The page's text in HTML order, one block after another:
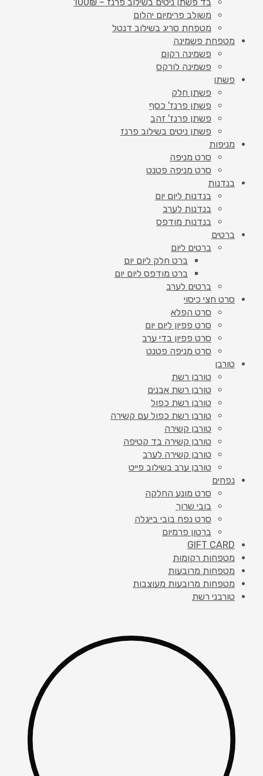
משולב פרימיום יהלום
מטפחת סריג בשילוב דנטל
מטפחת פשמינה
פשמינה רקום
פשמינה לורקס
פשתן
פשתן חלק
פשתן פרנז' כסף
פשתן פרנז' זהב
פשתן ניטים בשילוב פרנז
מניפות
סרט מניפה
סרט מניפה פטנט
בנדנות
בנדנות ליום יום
בנדנות לערב
בנדנות מודפס
ברטים
ברטים ליום
ברט חלק ליום יום
ברט מודפס ליום יום
ברטים לערב
סרט חצי כיסוי
סרט הפלא
סרט פפיון ליום יום
סרט פפיון בדי ערב
סרט מניפה פטנט
טורבן
טורבן רשת
טורבן רשת אבנים
טורבן רשת כפול
טורבן רשת כפול עם קשירה
טורבן קשירה
טורבן קשירה בד קטיפה
טורבן קשירה לערב
טורבן ערב בשילוב פייט
נפחים
סרט מונע החלקה
בובי שרוך
סרט נפח בובי בייגלה
ברטון פרמיום
GIFT CARD
מטפחות רקומות
מטפחות מרובעות
מטפחות מרובעות מעוצבות
טורבני רשת